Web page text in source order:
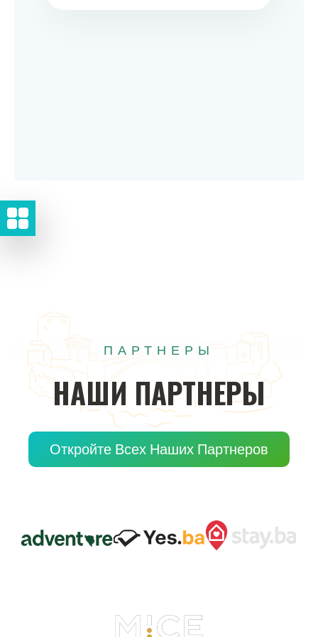
ПАРТНЕРЫ
НАШИ ПАРТНЕРЫ
Откройте Всех Наших Партнеров